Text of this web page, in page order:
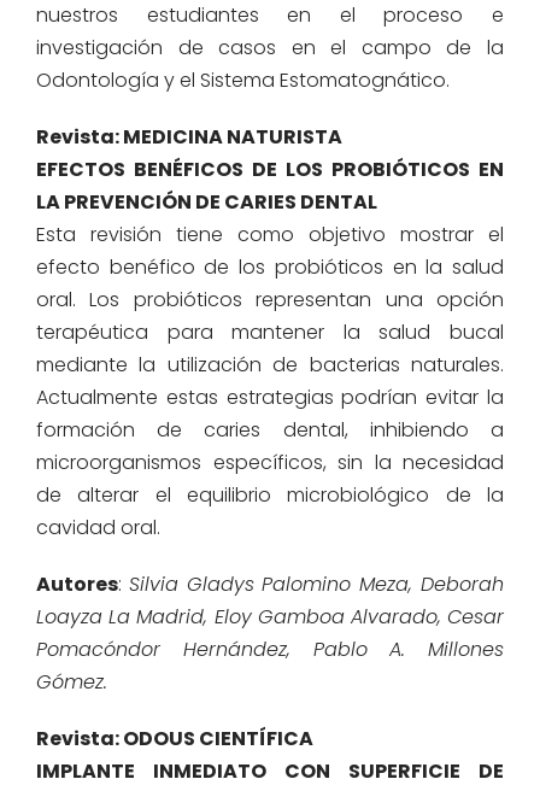
nuestros estudiantes en el proceso e
investigación de casos en el campo de la
Odontología y el Sistema Estomatognático.
Revista: MEDICINA NATURISTA
EFECTOS BENÉFICOS DE LOS PROBIÓTICOS EN
LA PREVENCIÓN DE CARIES DENTAL
Esta revisión tiene como objetivo mostrar el
efecto benéfico de los probióticos en la salud
oral. Los probióticos representan una opción
terapéutica para mantener la salud bucal
mediante la utilización de bacterias naturales.
Actualmente estas estrategias podrían evitar la
formación de caries dental, inhibiendo a
microorganismos específicos, sin la necesidad
de alterar el equilibrio microbiológico de la
cavidad oral.
Autores: Silvia Gladys Palomino Meza, Deborah
Loayza La Madrid, Eloy Gamboa Alvarado, Cesar
Pomacóndor Hernández, Pablo A. Millones
Gómez.
Revista: ODOUS CIENTÍFICA
IMPLANTE INMEDIATO CON SUPERFICIE DE